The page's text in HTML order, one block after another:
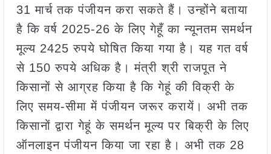
31 मार्च तक पंजीयन करा सकते हैं। उन्होंने बताया
है कि वर्ष 2025-26 के लिए गेहूँ का न्यूनतम समर्थन
मूल्य 2425 रुपये घोषित किया गया है। यह गत वर्ष
से 150 रुपये अधिक है। मंत्री श्री राजपूत ने
किसानों से आग्रह किया है कि गेहूं की विक्री के
लिए समय-सीमा में पंजीयन जरूर करायें। अभी तक
किसानों द्वारा गेहूं के समर्थन मूल्य पर बिक्री के लिए
ऑनलाइन पंजीयन किया जा रहा है। अभी तक 28